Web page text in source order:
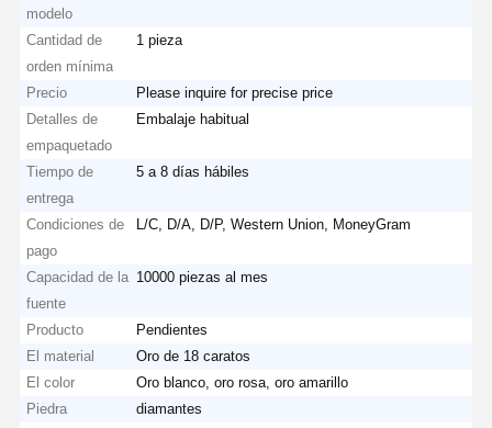
modelo
Cantidad de
orden mínima
1 pieza
Precio
Please inquire for precise price
Detalles de
empaquetado
Embalaje habitual
Tiempo de
entrega
5 a 8 días hábiles
Condiciones de
pago
L/C, D/A, D/P, Western Union, MoneyGram
Capacidad de la
fuente
10000 piezas al mes
Producto
Pendientes
El material
Oro de 18 caratos
El color
Oro blanco, oro rosa, oro amarillo
Piedra
diamantes